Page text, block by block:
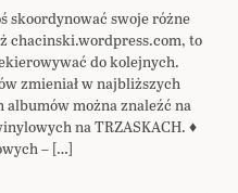
skoordynować swoje różne
chacinski.wordpress.com, to
do kolejnych.
zmieniał w najbliższych
albumów można znaleźć na
na TRZASKACH. ♦
– […]